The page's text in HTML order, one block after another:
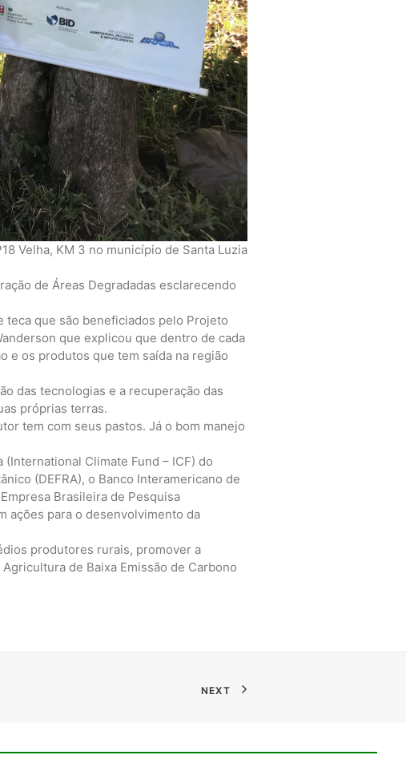
Velha, KM 3 no município de Santa Luzia
de Áreas Degradadas esclarecendo
que são beneficiados pelo Projeto
que explicou que dentro de cada
e os produtos que tem saída na região
das tecnologias e a recuperação das
próprias terras.
tem com seus pastos. Já o bom manejo
Climate Fund – ICF) do
(DEFRA), o Banco Interamericano de
Brasileira de Pesquisa
ações para o desenvolvimento da
produtores rurais, promover a
de Baixa Emissão de Carbono
NEXT